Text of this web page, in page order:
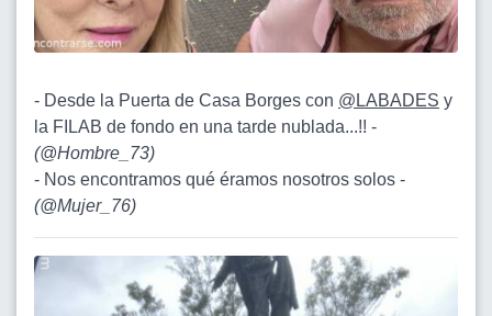
- Desde la Puerta de Casa Borges con @LABADES y
la FILAB de fondo en una tarde nublada...!! -
(@Hombre_73)
- Nos encontramos qué éramos nosotros solos -
(@Mujer_76)